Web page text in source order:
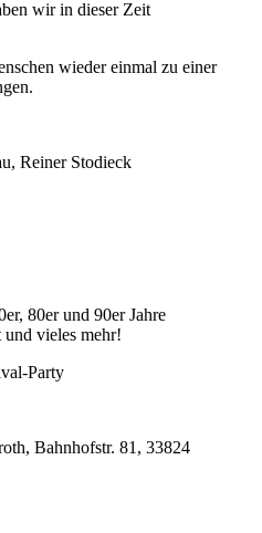
wir in dieser Zeit
wieder einmal zu einer
Reiner Stodieck
80er und 90er Jahre
vieles mehr!
Party
Bahnhofstr. 81, 33824